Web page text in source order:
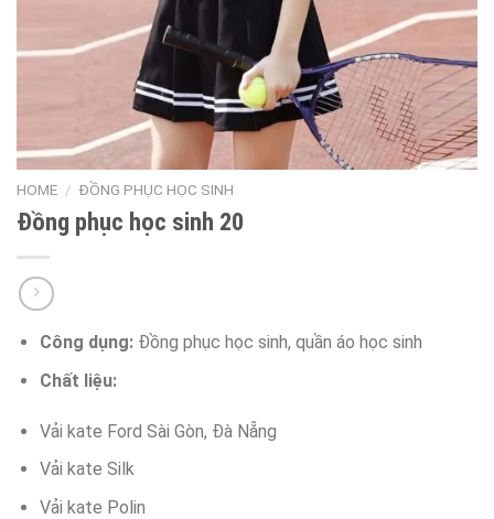
HOME / ĐỒNG PHỤC HỌC SINH
Đồng phục học sinh 20
Công dụng:Đồng phục học sinh, quần áo học sinh
Chất liệu:
Vải kate Ford Sài Gòn, Đà Nẵng
Vải kate Silk
Vải kate Polin